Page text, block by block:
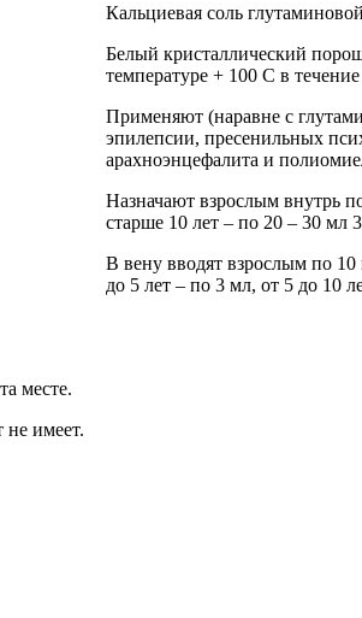
Кальциевая соль
Белый кристаллический
температуре + 100 С в
Применяют (наравне с
эпилепсии, пресенильных
арахноэнцефалита и
Назначают взрослым внутрь
старше 10 лет – по 20 – 30 мл
В вену вводят взрослым по 10
до 5 лет – по 3 мл, от 5 до 10
месте.
имеет.